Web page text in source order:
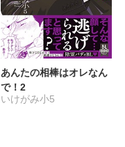
あんたの相棒はオレなん
で！2
いけがみ小5